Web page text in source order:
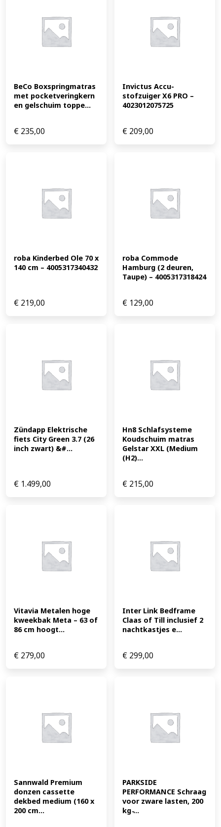
BeCo Boxspringmatras
met pocketveringkern
en gelschuim toppe...
€ 235,00
Invictus Accu-
stofzuiger X6 PRO –
4023012075725
€ 209,00
roba Kinderbed Ole 70 x
140 cm – 4005317340432
€ 219,00
roba Commode
Hamburg (2 deuren,
Taupe) – 4005317318424
€ 129,00
Zündapp Elektrische
fiets City Green 3.7 (26
inch zwart) &#...
€ 1.499,00
Hn8 Schlafsysteme
Koudschuim matras
Gelstar XXL (Medium
(H2)...
€ 215,00
Vitavia Metalen hoge
kweekbak Meta – 63 of
86 cm hoogt...
€ 279,00
Inter Link Bedframe
Claas of Till inclusief 2
nachtkastjes e...
€ 299,00
Sannwald Premium
donzen cassette
dekbed medium (160 x
200 cm...
PARKSIDE
PERFORMANCE Schraag
voor zware lasten, 200
kg ̵...